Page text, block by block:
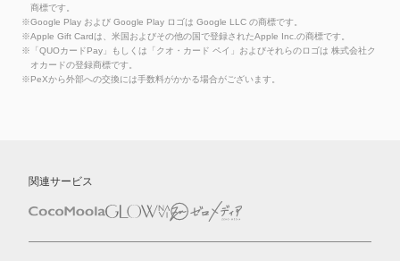
商標です。
※Google Play および Google Play ロゴは Google LLC の商標です。
※Apple Gift Cardは、米国およびその他の国で登録されたApple Inc.の商標です。
※「QUOカードPay」もしくは「クオ・カード ペイ」およびそれらのロゴは 株式会社ク
オカードの登録商標です。
※PeXから外部への交換には手数料がかかる場合がございます。
関連サービス